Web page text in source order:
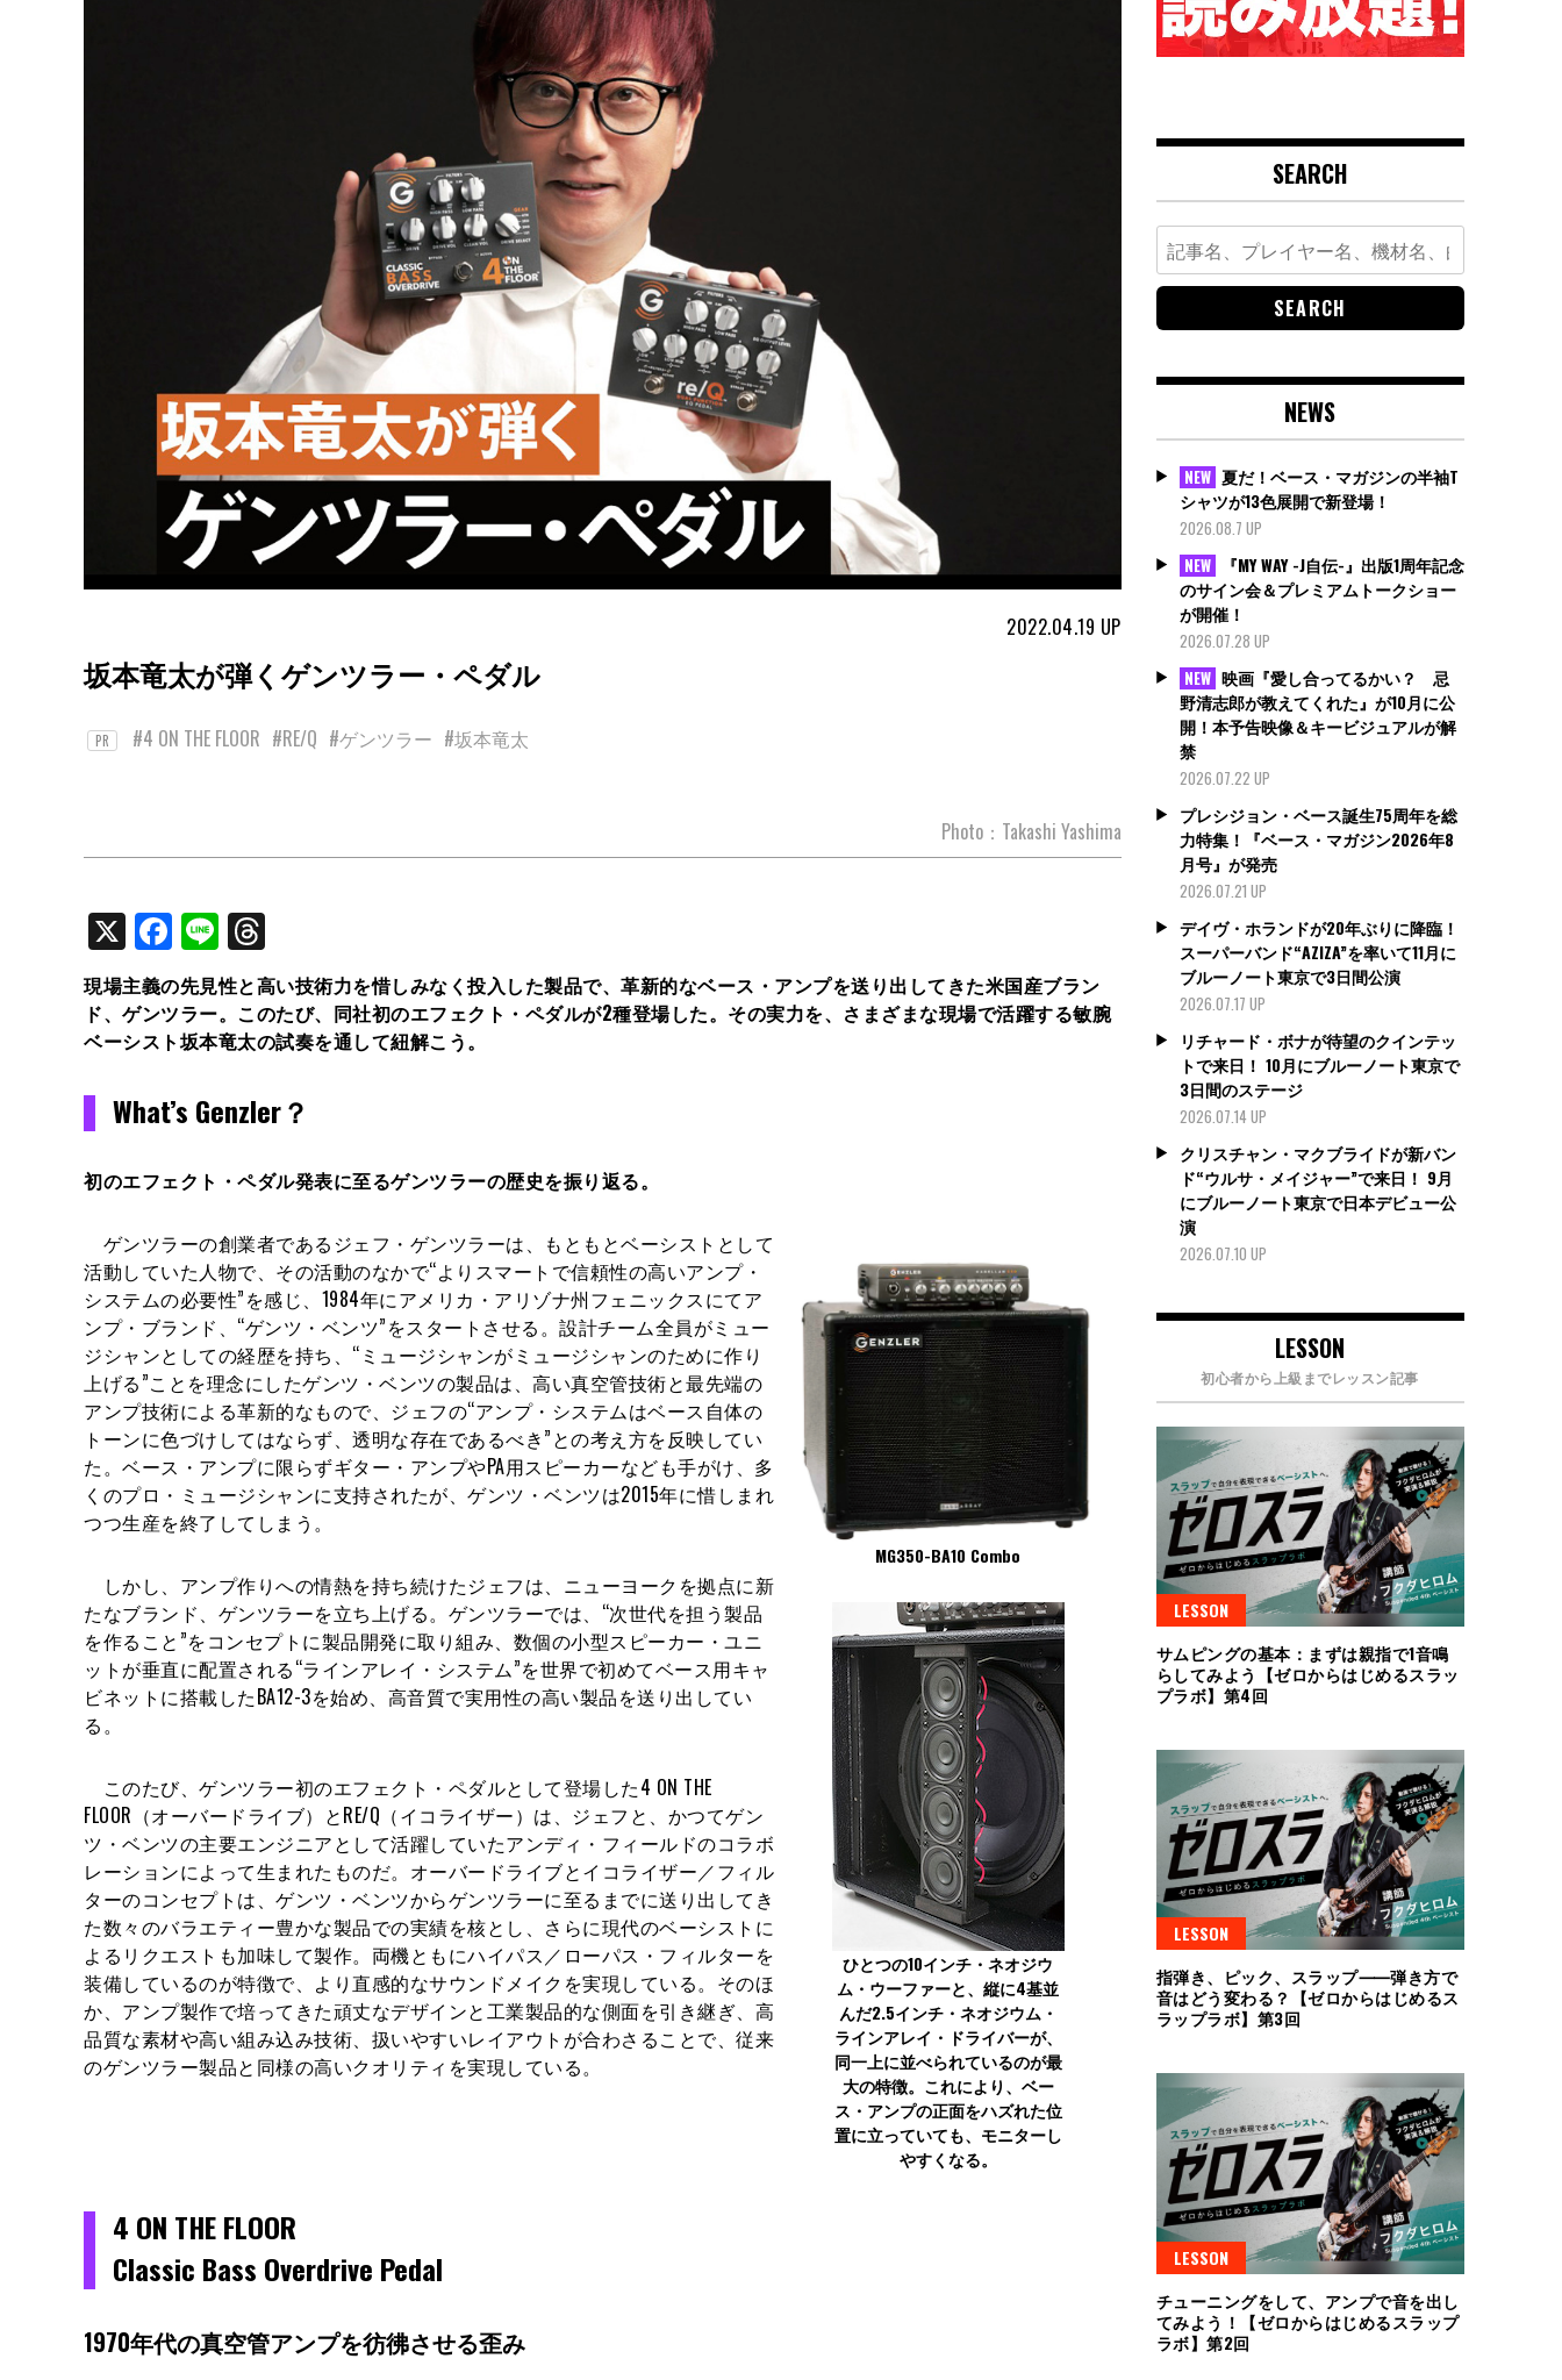
2022.04.19 UP
坂本竜太が弾くゲンツラー・ペダル
PR #4 ON THE FLOOR #RE/Q #ゲンツラー #坂本竜太
Photo：Takashi Yashima
X Facebook
Line
現場主義の先見性と高い技術力を惜しみなく投入した製品で、革新的なベース・アンプを送り出してきた米国産ブラン
ド、ゲンツラー。このたび、同社初のエフェクト・ペダルが2種登場した。その実力を、さまざまな現場で活躍する敏腕
ベーシスト坂本竜太の試奏を通して紐解こう。
What’s Genzler？
初のエフェクト・ペダル発表に至るゲンツラーの歴史を振り返る。
ゲンツラーの創業者であるジェフ・ゲンツラーは、もともとベーシストとして
活動していた人物で、その活動のなかで“よりスマートで信頼性の高いアンプ・
システムの必要性”を感じ、1984年にアメリカ・アリゾナ州フェニックスにてア
ンプ・ブランド、“ゲンツ・ベンツ”をスタートさせる。設計チーム全員がミュー
ジシャンとしての経歴を持ち、“ミュージシャンがミュージシャンのために作り
上げる”ことを理念にしたゲンツ・ベンツの製品は、高い真空管技術と最先端の
アンプ技術による革新的なもので、ジェフの“アンプ・システムはベース自体の
トーンに色づけしてはならず、透明な存在であるべき”との考え方を反映してい
た。ベース・アンプに限らずギター・アンプやPA用スピーカーなども手がけ、多
くのプロ・ミュージシャンに支持されたが、ゲンツ・ベンツは2015年に惜しまれ
つつ生産を終了してしまう。
しかし、アンプ作りへの情熱を持ち続けたジェフは、ニューヨークを拠点に新
たなブランド、ゲンツラーを立ち上げる。ゲンツラーでは、“次世代を担う製品
を作ること”をコンセプトに製品開発に取り組み、数個の小型スピーカー・ユニ
ットが垂直に配置される“ラインアレイ・システム”を世界で初めてベース用キャ
ビネットに搭載したBA12-3を始め、高音質で実用性の高い製品を送り出してい
る。
このたび、ゲンツラー初のエフェクト・ペダルとして登場した4 ON THE
FLOOR（オーバードライブ）とRE/Q（イコライザー）は、ジェフと、かつてゲン
ツ・ベンツの主要エンジニアとして活躍していたアンディ・フィールドのコラボ
レーションによって生まれたものだ。オーバードライブとイコライザー／フィル
ターのコンセプトは、ゲンツ・ベンツからゲンツラーに至るまでに送り出してき
た数々のバラエティー豊かな製品での実績を核とし、さらに現代のベーシストに
よるリクエストも加味して製作。両機ともにハイパス／ローパス・フィルターを
装備しているのが特徴で、より直感的なサウンドメイクを実現している。そのほ
か、アンプ製作で培ってきた頑丈なデザインと工業製品的な側面を引き継ぎ、高
品質な素材や高い組み込み技術、扱いやすいレイアウトが合わさることで、従来
のゲンツラー製品と同様の高いクオリティを実現している。
MG350-BA10 Combo
ひとつの10インチ・ネオジウ
ム・ウーファーと、縦に4基並
んだ2.5インチ・ネオジウム・
ラインアレイ・ドライバーが、
同一上に並べられているのが最
大の特徴。これにより、ベー
ス・アンプの正面をハズれた位
置に立っていても、モニターし
やすくなる。
4 ON THE FLOOR
Classic Bass Overdrive Pedal
1970年代の真空管アンプを彷彿させる歪み
SEARCH
Search
for:
NEWS
NEW 夏だ！ベース・マガジンの半袖T
シャツが13色展開で新登場！
2026.08.7 UP
NEW
『MY WAY -J自伝-』出版1周年記念
のサイン会＆プレミアムトークショー
が開催！
2026.07.28 UP
NEW 映画『愛し合ってるかい？ 忌
野清志郎が教えてくれた』が10月に公
開！本予告映像＆キービジュアルが解
禁
2026.07.22 UP
プレシジョン・ベース誕生75周年を総
力特集！『ベース・マガジン2026年8
月号』が発売
2026.07.21 UP
デイヴ・ホランドが20年ぶりに降臨！
スーパーバンド“AZIZA”を率いて11月に
ブルーノート東京で3日間公演
2026.07.17 UP
リチャード・ボナが待望のクインテッ
トで来日！ 10月にブルーノート東京で
3日間のステージ
2026.07.14 UP
クリスチャン・マクブライドが新バン
ド“ウルサ・メイジャー”で来日！ 9月
にブルーノート東京で日本デビュー公
演
2026.07.10 UP
LESSON
初心者から上級までレッスン記事
LESSON
サムピングの基本：まずは親指で1音鳴
らしてみよう【ゼロからはじめるスラッ
プラボ】第4回
LESSON
指弾き、ピック、スラップ⸺弾き方で
音はどう変わる？【ゼロからはじめるス
ラップラボ】第3回
LESSON
チューニングをして、アンプで音を出し
てみよう！【ゼロからはじめるスラップ
ラボ】第2回